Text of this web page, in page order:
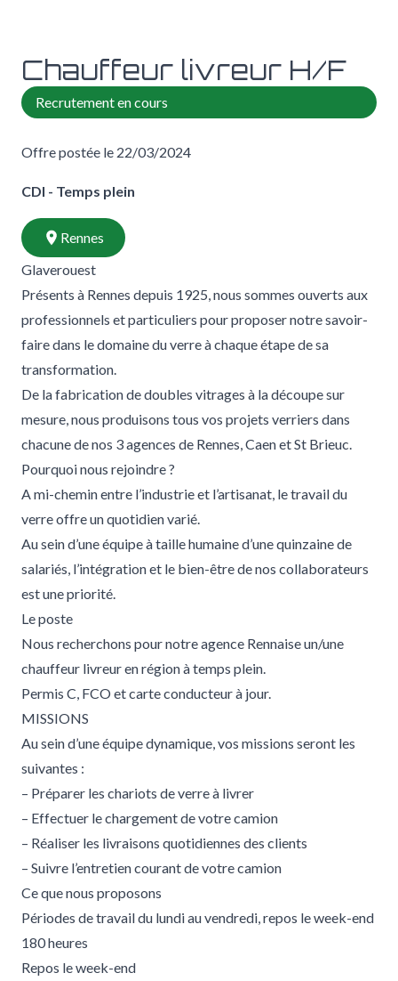
Chauffeur livreur H/F
Recrutement en cours
Offre postée le 22/03/2024
CDI - Temps plein
Rennes
Glaverouest
Présents à Rennes depuis 1925, nous sommes ouverts aux
professionnels et particuliers pour proposer notre savoir-
faire dans le domaine du verre à chaque étape de sa
transformation.
De la fabrication de doubles vitrages à la découpe sur
mesure, nous produisons tous vos projets verriers dans
chacune de nos 3 agences de Rennes, Caen et St Brieuc.
Pourquoi nous rejoindre ?
A mi-chemin entre l’industrie et l’artisanat, le travail du
verre offre un quotidien varié.
Au sein d’une équipe à taille humaine d’une quinzaine de
salariés, l’intégration et le bien-être de nos collaborateurs
est une priorité.
Le poste
Nous recherchons pour notre agence Rennaise un/une
chauffeur livreur en région à temps plein.
Permis C, FCO et carte conducteur à jour.
MISSIONS
Au sein d’une équipe dynamique, vos missions seront les
suivantes :
– Préparer les chariots de verre à livrer
– Effectuer le chargement de votre camion
– Réaliser les livraisons quotidiennes des clients
– Suivre l’entretien courant de votre camion
Ce que nous proposons
Périodes de travail du lundi au vendredi, repos le week-end
180 heures
Repos le week-end